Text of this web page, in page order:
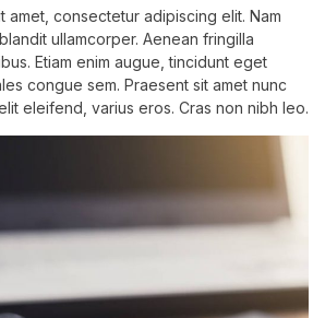
amet, consectetur adipiscing elit. Nam
ullamcorper. Aenean fringilla
Etiam enim augue, tincidunt eget
congue sem. Praesent sit amet nunc
eleifend, varius eros. Cras non nibh leo.